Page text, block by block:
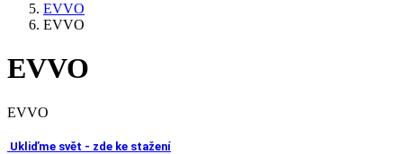
EVVO
EVVO
EVVO
EVVO
Ukliďme svět - zde ke stažení